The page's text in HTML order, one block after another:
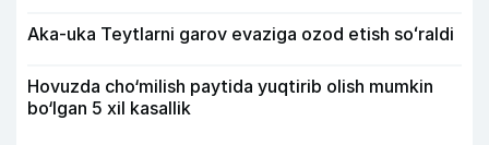
Aka-uka Teytlarni garov evaziga ozod etish soʻraldi
Hovuzda cho‘milish paytida yuqtirib olish mumkin
bo‘lgan 5 xil kasallik